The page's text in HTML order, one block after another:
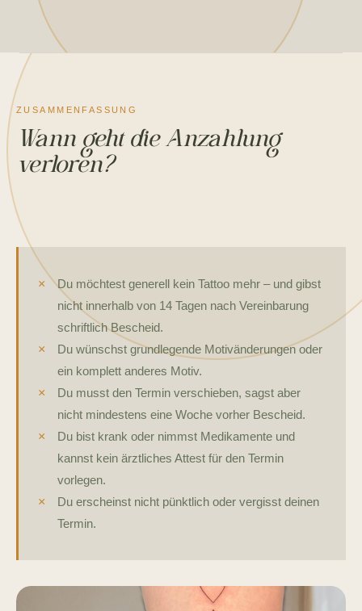
ZUSAMMENFASSUNG
Wann geht die Anzahlung
verloren?
Du möchtest generell kein Tattoo mehr – und gibst
nicht innerhalb von 14 Tagen nach Vereinbarung
schriftlich Bescheid.
Du wünschst grundlegende Motivänderungen oder
ein komplett anderes Motiv.
Du musst den Termin verschieben, sagst aber
nicht mindestens eine Woche vorher Bescheid.
Du bist krank oder nimmst Medikamente und
kannst kein ärztliches Attest für den Termin
vorlegen.
Du erscheinst nicht pünktlich oder vergisst deinen
Termin.